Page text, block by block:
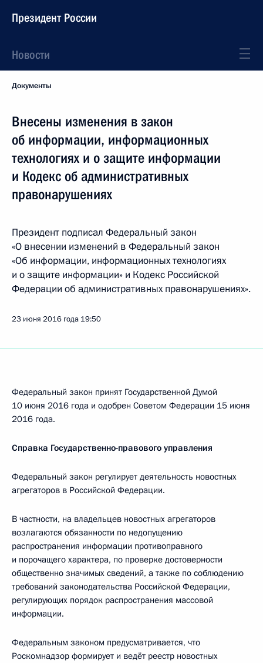
Президент России
Новости
Документы
Внесены изменения в закон
об информации, информационных
технологиях и о защите информации
и Кодекс об административных
правонарушениях
Президент подписал Федеральный закон
«О внесении изменений в Федеральный закон
«Об информации, информационных технологиях
и о защите информации» и Кодекс Российской
Федерации об административных правонарушениях».
23 июня 2016 года 19:50
Федеральный закон принят Государственной Думой
10 июня 2016 года и одобрен Советом Федерации 15 июня
2016 года.
Справка Государственно-правового управления
Федеральный закон регулирует деятельность новостных
агрегаторов в Российской Федерации.
В частности, на владельцев новостных агрегаторов
возлагаются обязанности по недопущению
распространения информации противоправного
и порочащего характера, по проверке достоверности
общественно значимых сведений, а также по соблюдению
требований законодательства Российской Федерации,
регулирующих порядок распространения массовой
информации.
Федеральным законом предусматривается, что
Роскомнадзор формирует и ведёт реестр новостных